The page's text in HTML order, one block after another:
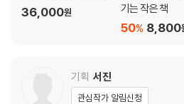
36,000원
기는 작은 책
8,800
50%
기획 서진
관심작가 알림신청